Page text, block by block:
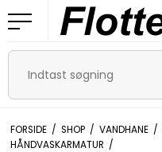
FORSIDE / SHOP / VANDHANE /
HÅNDVASKARMATUR /